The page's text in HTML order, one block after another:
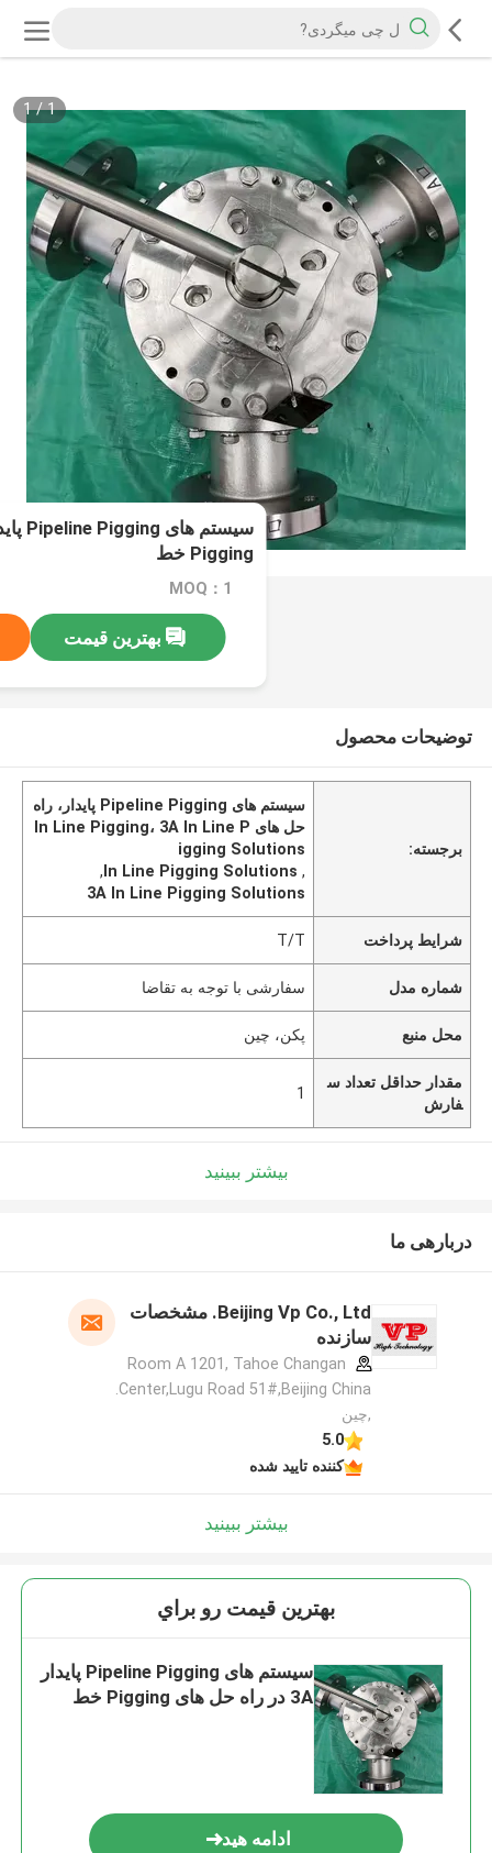
1
/
1
Pigging خط
MOQ：1
بهترین قیمت
توضیحات محصول
برجسته:
سیستم های Pipeline Pigging پایدار، راه
حل های In Line Pigging، 3A In Line P
igging Solutions
,
In Line Pigging Solutions
,
3A In Line Pigging Solutions
شرایط پرداخت T/T
شماره مدل سفارشی با توجه به تقاضا
محل منبع پکن، چین
مقدار حداقل تعداد س
فارش
1
بیشتر ببینید
دربارهی ما
Beijing Vp Co., Ltd. مشخصات
سازنده
Room A 1201, Tahoe Changan
Center,Lugu Road 51#,Beijing China.
,چین
5.0
کننده تایید شده
بیشتر ببینید
بهترين قيمت رو براي
سیستم های Pipeline Pigging پایدار
3A در راه حل های Pigging خط
ادامه هید